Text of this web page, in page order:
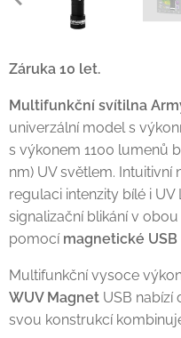
Záruka 10 let.
Multifunkční svítilna
univerzální model s
s výkonem 1100 lumenů
nm) UV světlem.
regulaci intenzity bílé i
signalizační blikání v
pomocí magnetické
Multifunkční vysoce
WUV Magnet USB nabízí
svou konstrukcí